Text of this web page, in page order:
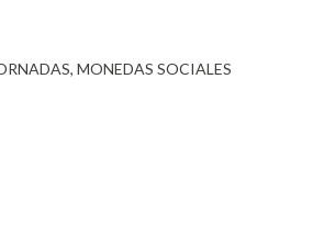
MONEDAS SOCIALES